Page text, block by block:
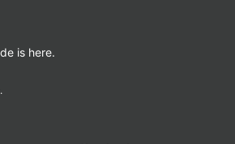
is here.